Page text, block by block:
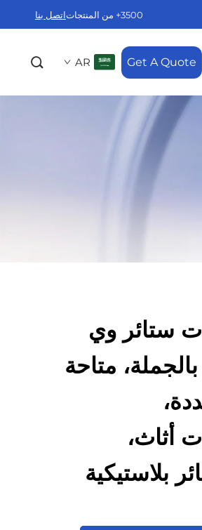
3500+ من المنتجات اتصل بنا
Get A Quote
AR
ستائر وي
متاحة
أثاث،
بلاستيكية